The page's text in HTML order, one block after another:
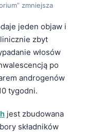
zmniejsza
jeden objaw i
zbyt
włosów
po
androgenów
tygodni.
jest zbudowana
składników